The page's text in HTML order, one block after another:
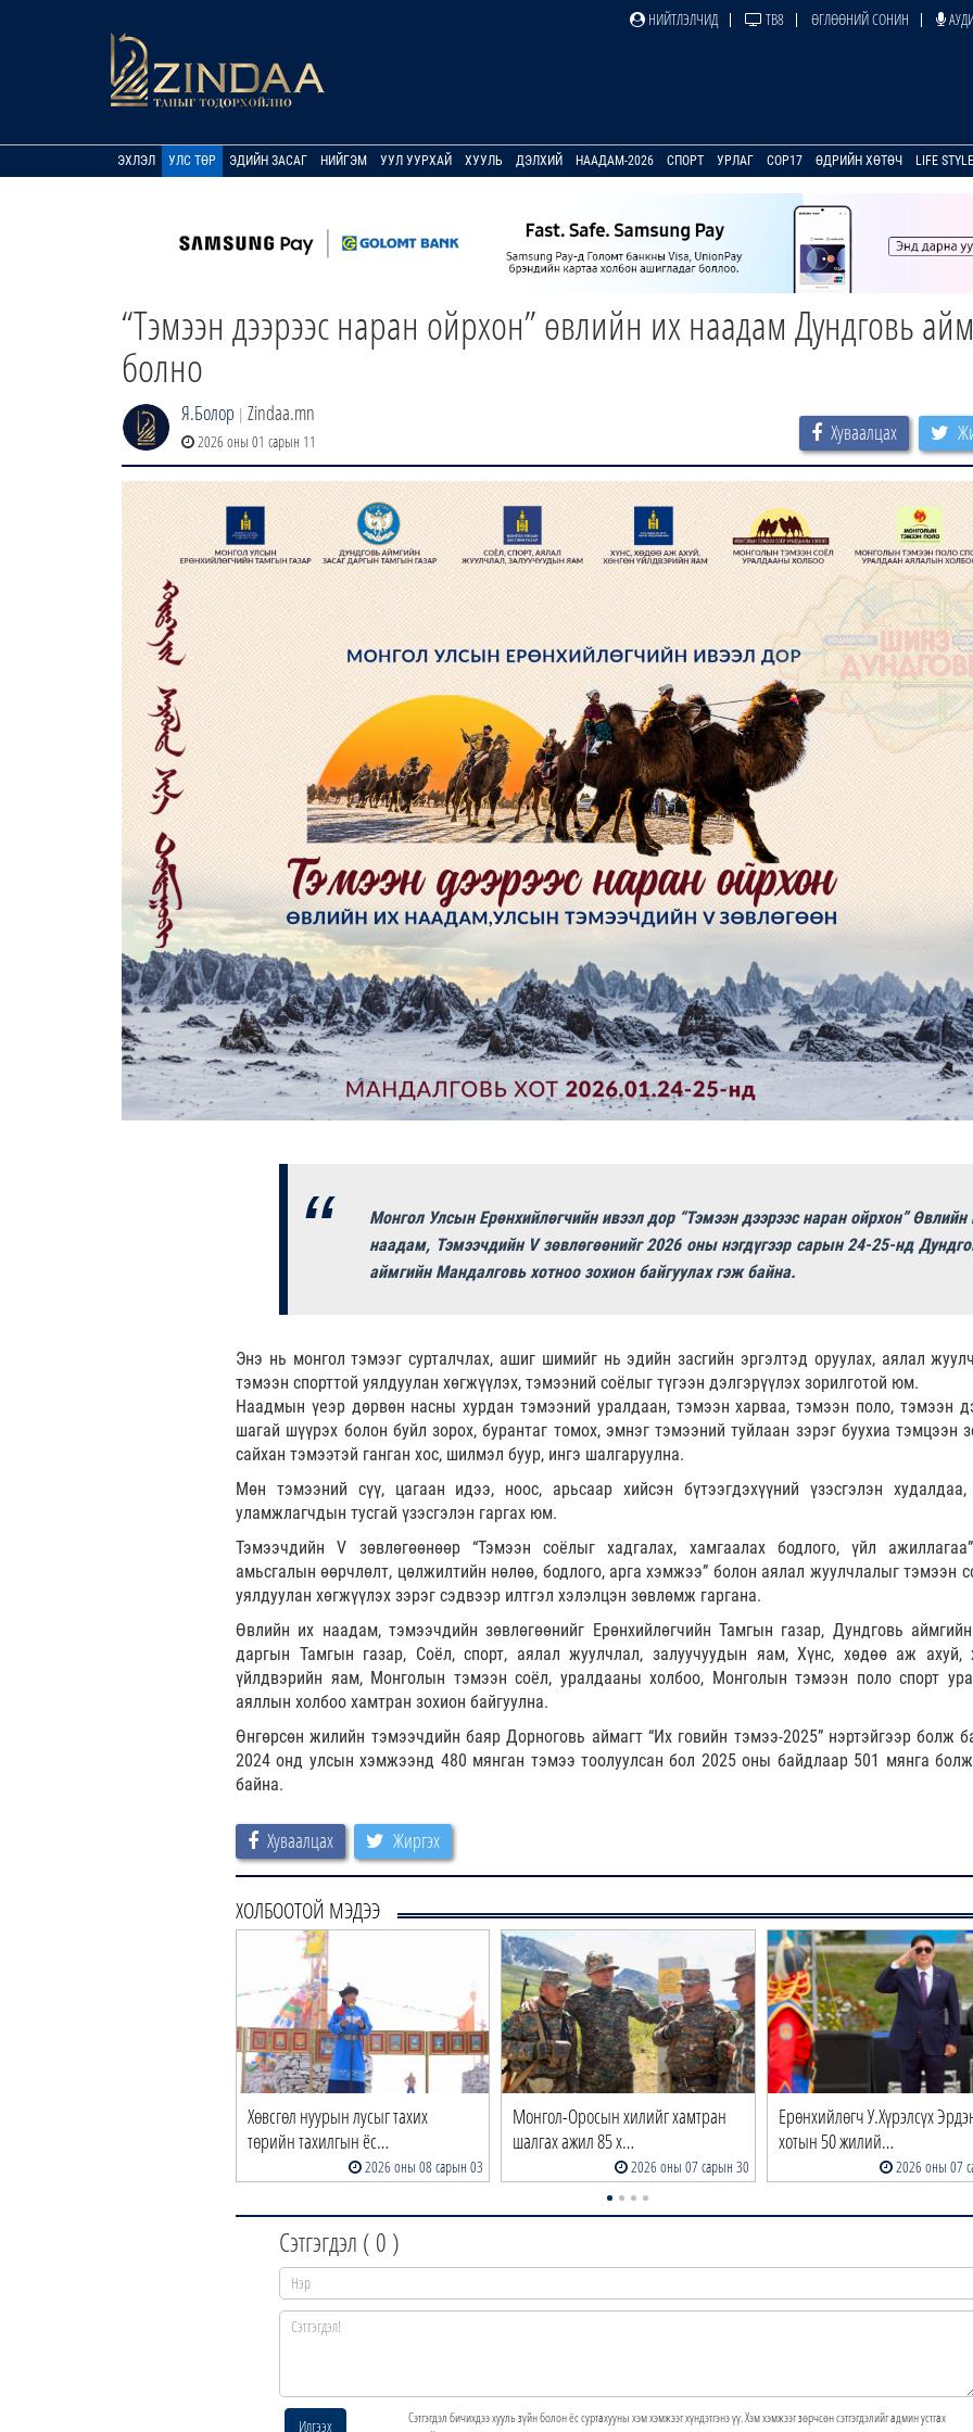
НИЙТЛЭЛЧИД ТВ8 ӨГЛӨӨНИЙ СОНИН
ЭХЛЭЛ УЛС ТӨР ЭДИЙН ЗАСАГ НИЙГЭМ УУЛ УУРХАЙ ХУУЛЬ ДЭЛХИЙ НААДАМ-2026 СПОРТ УРЛАГ COP17 ӨДРИЙН ХӨТӨЧ LIFE STYLE
“Тэмээн дээрээс наран ойрхон” өвлийн их наадам Дундговь
болно
Я.Болор | Zindaa.mn
2026 оны 01 сарын 11 Хуваалцах
Монгол Улсын Ерөнхийлөгчийн ивээл дор “Тэмээн дээрээс наран ойрхон” Өвлийн
наадам, Тэмээчдийн V зөвлөгөөнийг 2026 оны нэгдүгээр сарын 24-25-нд
аймгийн Мандалговь хотноо зохион байгуулах гэж байна.
Энэ нь монгол тэмээг сурталчлах, ашиг шимийг нь эдийн засгийн эргэлтэд оруулах, аялал
тэмээн спорттой уялдуулан хөгжүүлэх, тэмээний соёлыг түгээн дэлгэрүүлэх зорилготой юм.
Наадмын үеэр дөрвөн насны хурдан тэмээний уралдаан, тэмээн харваа, тэмээн поло, тэмээн
шагай шүүрэх болон буйл зорох, бурантаг томох, эмнэг тэмээний туйлаан зэрэг буухиа тэмцээн
сайхан тэмээтэй ганган хос, шилмэл буур, ингэ шалгаруулна.
Мөн тэмээний сүү, цагаан идээ, ноос, арьсаар хийсэн бүтээгдэхүүний үзэсгэлэн
уламжлагчдын тусгай үзэсгэлэн гаргах юм.
Тэмээчдийн V зөвлөгөөнөөр “Тэмээн соёлыг хадгалах, хамгаалах бодлого, үйл
амьсгалын өөрчлөлт, цөлжилтийн нөлөө, бодлого, арга хэмжээ” болон аялал жуулчлалыг тэмээн
уялдуулан хөгжүүлэх зэрэг сэдвээр илтгэл хэлэлцэн зөвлөмж гаргана.
Өвлийн их наадам, тэмээчдийн зөвлөгөөнийг Ерөнхийлөгчийн Тамгын газар, Дундговь
даргын Тамгын газар, Соёл, спорт, аялал жуулчлал, залуучуудын яам, Хүнс, хөдөө аж ахуй,
үйлдвэрийн яам, Монголын тэмээн соёл, уралдааны холбоо, Монголын тэмээн поло спорт
аяллын холбоо хамтран зохион байгуулна.
Өнгөрсөн жилийн тэмээчдийн баяр Дорноговь аймагт “Их говийн тэмээ-2025” нэртэйгээр болж
2024 онд улсын хэмжээнд 480 мянган тэмээ тоолуулсан бол 2025 оны байдлаар 501 мянга
байна.
Хуваалцах Жиргэх
ХОЛБООТОЙ МЭДЭЭ
Хөвсгөл нуурын лусыг тахих
төрийн тахилгын ёс…
2026 оны 08 сарын 03
Монгол-Оросын хилийг хамтран
шалгах ажил 85 х…
2026 оны 07 сарын 30
Ерөнхийлөгч У.Хүрэлсүх
хотын 50 жилий…
2026 оны 07
Сэтгэгдэл ( 0 )
Илгээх
Сэтгэгдэл бичихдээ хууль зүйн болон ёс суртахууны хэм хэмжээг хүндэтгэнэ үү. Хэм хэмжээг зөрчсөн сэтгэгдэлийг админ устгах